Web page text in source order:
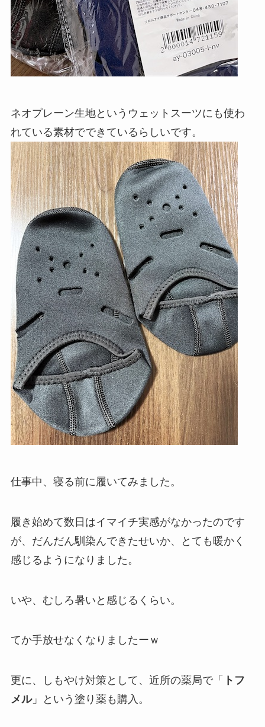
ネオプレーン生地というウェットスーツにも使わ
れている素材でできているらしいです。
仕事中、寝る前に履いてみました。
履き始めて数日はイマイチ実感がなかったのです
が、だんだん馴染んできたせいか、とても暖かく
感じるようになりました。
いや、むしろ暑いと感じるくらい。
てか手放せなくなりましたーｗ
更に、しもやけ対策として、近所の薬局で「
トフ
メル」という塗り薬も購入。